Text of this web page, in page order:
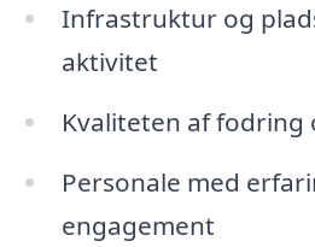
Infrastruktur og
aktivitet
Kvaliteten af fodring
Personale med
engagement